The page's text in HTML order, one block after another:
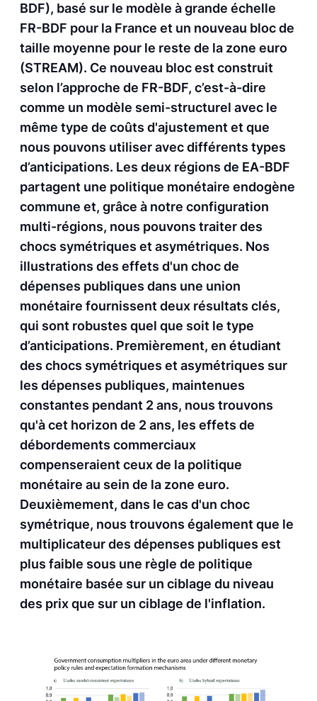
BDF), basé sur le modèle à grande échelle
FR-BDF pour la France et un nouveau bloc de
taille moyenne pour le reste de la zone euro
(STREAM). Ce nouveau bloc est construit
selon l’approche de FR-BDF, c’est-à-dire
comme un modèle semi-structurel avec le
même type de coûts d'ajustement et que
nous pouvons utiliser avec différents types
d’anticipations. Les deux régions de EA-BDF
partagent une politique monétaire endogène
commune et, grâce à notre configuration
multi-régions, nous pouvons traiter des
chocs symétriques et asymétriques. Nos
illustrations des effets d'un choc de
dépenses publiques dans une union
monétaire fournissent deux résultats clés,
qui sont robustes quel que soit le type
d’anticipations. Premièrement, en étudiant
des chocs symétriques et asymétriques sur
les dépenses publiques, maintenues
constantes pendant 2 ans, nous trouvons
qu'à cet horizon de 2 ans, les effets de
débordements commerciaux
compenseraient ceux de la politique
monétaire au sein de la zone euro.
Deuxièmement, dans le cas d'un choc
symétrique, nous trouvons également que le
multiplicateur des dépenses publiques est
plus faible sous une règle de politique
monétaire basée sur un ciblage du niveau
des prix que sur un ciblage de l'inflation.